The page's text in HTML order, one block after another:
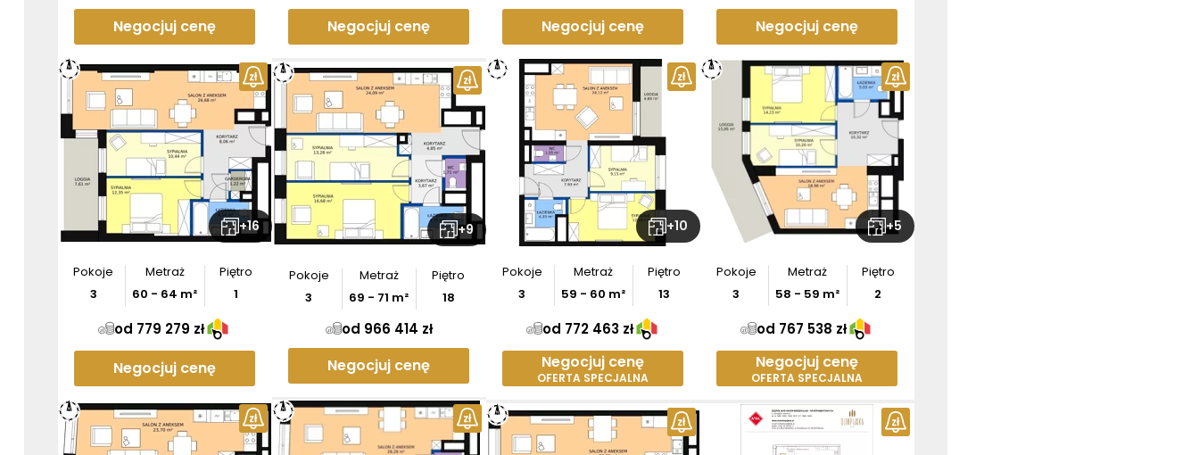
Negocjuj cenę Negocjuj cenę Negocjuj cenę Negocjuj cenę
+16
Pokoje
3
Metraż
60 - 64 m²
Piętro
1
od 779 279 zł
Negocjuj cenę
+9
Pokoje
3
Metraż
69 - 71 m²
Piętro
18
od 966 414 zł
Negocjuj cenę
+10
Pokoje
3
Metraż
59 - 60 m²
Piętro
13
od 772 463 zł
Negocjuj cenę
OFERTA SPECJALNA
+5
Pokoje
3
Metraż
58 - 59 m²
Piętro
2
od 767 538 zł
Negocjuj cenę
OFERTA SPECJALNA